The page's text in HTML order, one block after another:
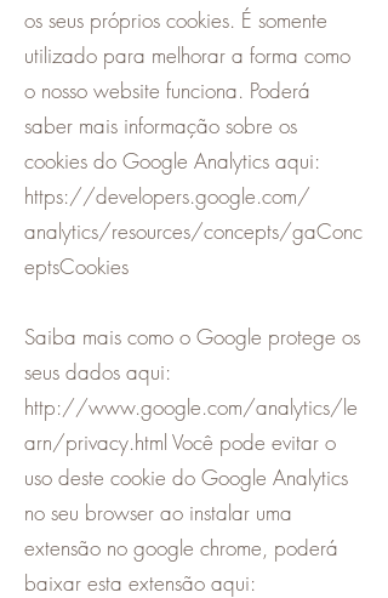
os seus próprios cookies. É somente
utilizado para melhorar a forma como
o nosso website funciona. Poderá
saber mais informação sobre os
cookies do Google Analytics aqui:
https://developers.google.com/
analytics/resources/concepts/gaConc
eptsCookies
Saiba mais como o Google protege os
seus dados aqui:
http://www.google.com/analytics/le
arn/privacy.html Você pode evitar o
uso deste cookie do Google Analytics
no seu browser ao instalar uma
extensão no google chrome, poderá
baixar esta extensão aqui: